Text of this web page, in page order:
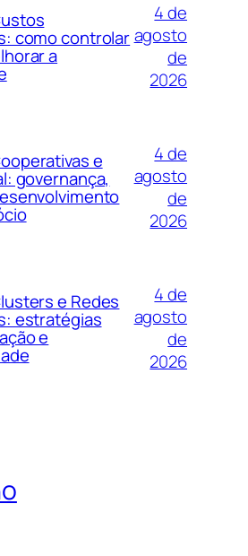
como controlar
a
4 de
agosto
de
2026
e
governança,
4 de
agosto
de
2026
e Redes
estratégias
e
4 de
agosto
de
2026